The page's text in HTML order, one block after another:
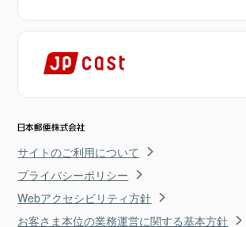
サイトのご利用について
プライバシーポリシー
Webアクセシビリティ方針
お客さま本位の業務運営に関する基本方針